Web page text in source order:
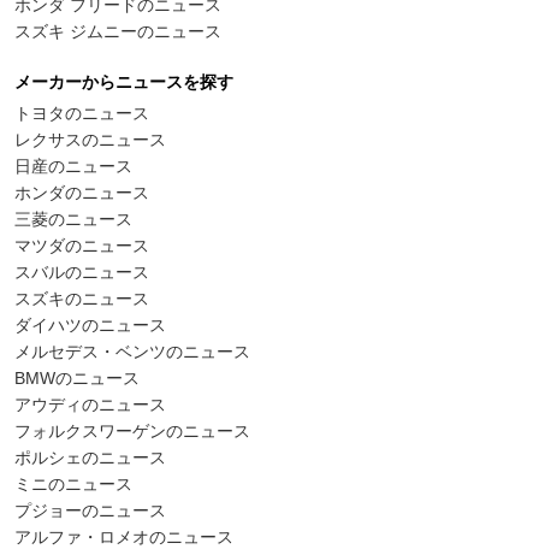
ホンダ フリードのニュース
スズキ ジムニーのニュース
メーカーからニュースを探す
トヨタのニュース
レクサスのニュース
日産のニュース
ホンダのニュース
三菱のニュース
マツダのニュース
スバルのニュース
スズキのニュース
ダイハツのニュース
メルセデス・ベンツのニュース
BMWのニュース
アウディのニュース
フォルクスワーゲンのニュース
ポルシェのニュース
ミニのニュース
プジョーのニュース
アルファ・ロメオのニュース